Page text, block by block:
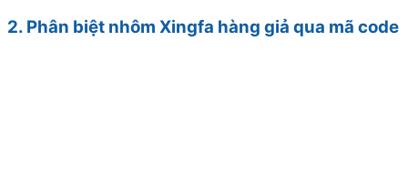
2. Phân biệt nhôm Xingfa hàng giả qua mã code